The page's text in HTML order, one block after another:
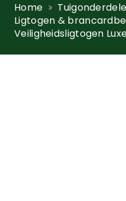
Home
Ligtogen &
Veiligheidsligtogen